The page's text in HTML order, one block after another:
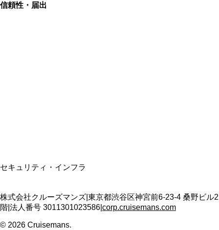
信頼性・届出
セキュリティ・インフラ
株式会社クルーズマンズ 東京都渋谷区神宮前6-23-4 桑野ビル2
階 法人番号 3011301023586 corp.cruisemans.com
© 2026 Cruisemans.